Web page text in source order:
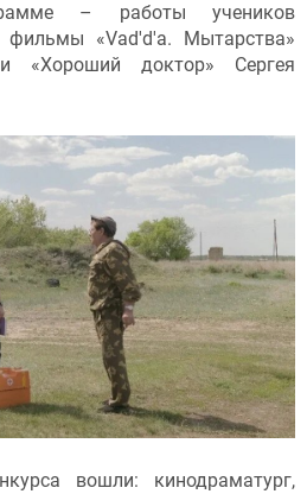
– работы учеников
фильмы «Vad'd'a. Мытарства»
«Хороший доктор» Сергея
вошли: кинодраматург,